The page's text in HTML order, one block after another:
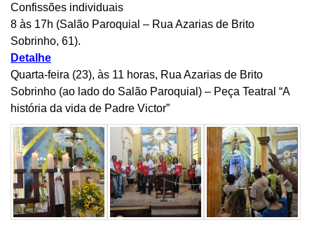
Confissões individuais
8 às 17h (Salão Paroquial – Rua Azarias de Brito
Sobrinho, 61).
Detalhe
Quarta-feira (23), às 11 horas, Rua Azarias de Brito
Sobrinho (ao lado do Salão Paroquial) – Peça Teatral “A
história da vida de Padre Victor”